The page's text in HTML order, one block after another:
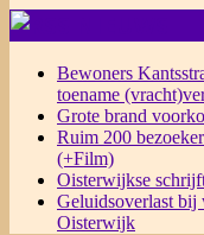
Bewoners
toename
Grote brand
Ruim 200
(+Film)
Oisterwijkse
Geluidsoverlast bij
Oisterwijk